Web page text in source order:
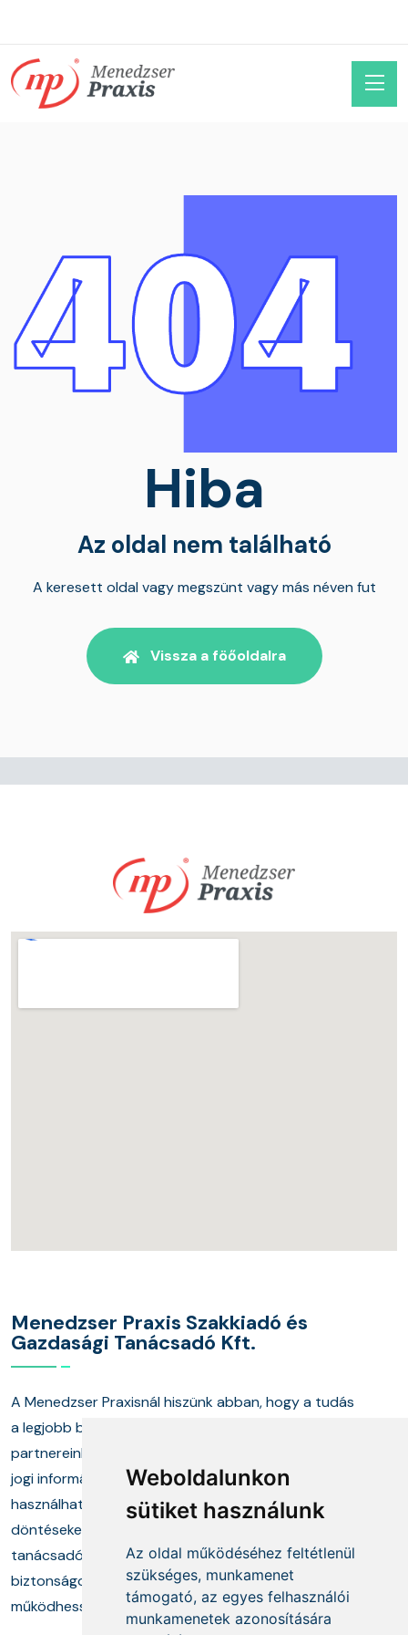
Az oldal sütiket
használ
Az oldal sütiket és egyéb
nyomkövető technológiákat
alkalmaz, hogy javítsa a
Weboldalunkon
sütiket használunk
Az oldal működéséhez feltétlenül
szükséges, munkamenet
támogató, az egyes felhasználói
munkamenetek azonosítására
Hiba
Az oldal nem található
A keresett oldal vagy megszünt vagy más néven fut
Vissza a föőoldalra
Menedzser Praxis Szakkiadó és
Gazdasági Tanácsadó Kft.
A Menedzser Praxisnál hiszünk abban, hogy a tudás
a legjobb befektetés. Több mint húsz éve segítjük
partnereinket abban, hogy naprakész gazdasági és
jogi információkkal, valamint a gyakorlatban is
használható megoldásokkal hozhassanak felelős
döntéseket. Képzéseink, kiadványaink és szakértő
tanácsadóink közös célja, hogy ügyfeleink
biztonságosan, jogkövető módon és eredményesen
működhessenek minden területen.